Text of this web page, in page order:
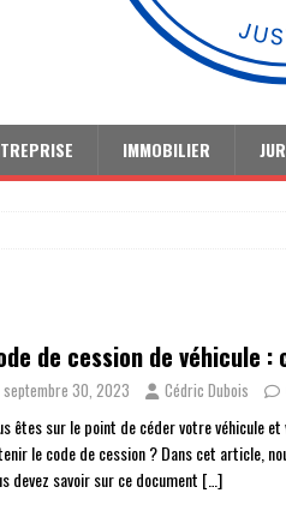
IMMOBILIER
de cession de véhicule
septembre 30, 2023 Cédric Dubois
êtes sur le point de céder votre véhicule
le code de cession ? Dans cet article,
devez savoir sur ce document […]